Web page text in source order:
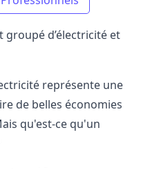
groupé d’électricité et
représente une
de belles économies
qu'est-ce qu'un